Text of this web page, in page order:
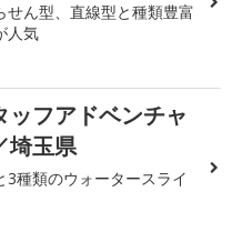
せん型、直線型と種類豊富
人気
ッフアドベンチャ
埼玉県
3種類のウォータースライ